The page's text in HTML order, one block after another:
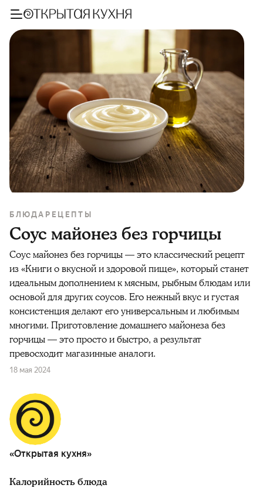
БЛЮДА РЕЦЕПТЫ
Соус майонез без горчицы
Соус майонез без горчицы — это классический рецепт
из «Книги о вкусной и здоровой пище», который станет
идеальным дополнением к мясным, рыбным блюдам или
основой для других соусов. Его нежный вкус и густая
консистенция делают его универсальным и любимым
многими. Приготовление домашнего майонеза без
горчицы — это просто и быстро, а результат
превосходит магазинные аналоги.
18 мая 2024
«Открытая кухня»
Калорийность блюда